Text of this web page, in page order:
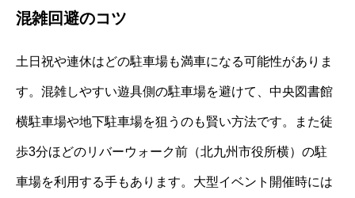
混雑回避のコツ
土日祝や連休はどの駐車場も満車になる可能性がありま
す。混雑しやすい遊具側の駐車場を避けて、中央図書館
横駐車場や地下駐車場を狙うのも賢い方法です。また徒
歩3分ほどのリバーウォーク前（北九州市役所横）の駐
車場を利用する手もあります。大型イベント開催時には